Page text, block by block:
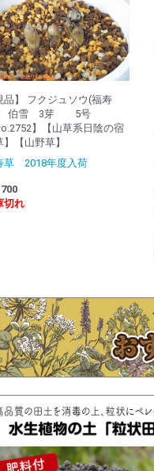
品】 フクジュソウ(福寿
伯雪 3芽 5号
】【山草系日陰の宿
】【山野草】
草 2018年度入荷
切れ